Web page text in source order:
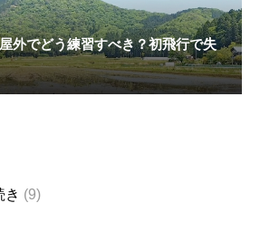
外でどう練習すべき？初飛行で失
き (9)